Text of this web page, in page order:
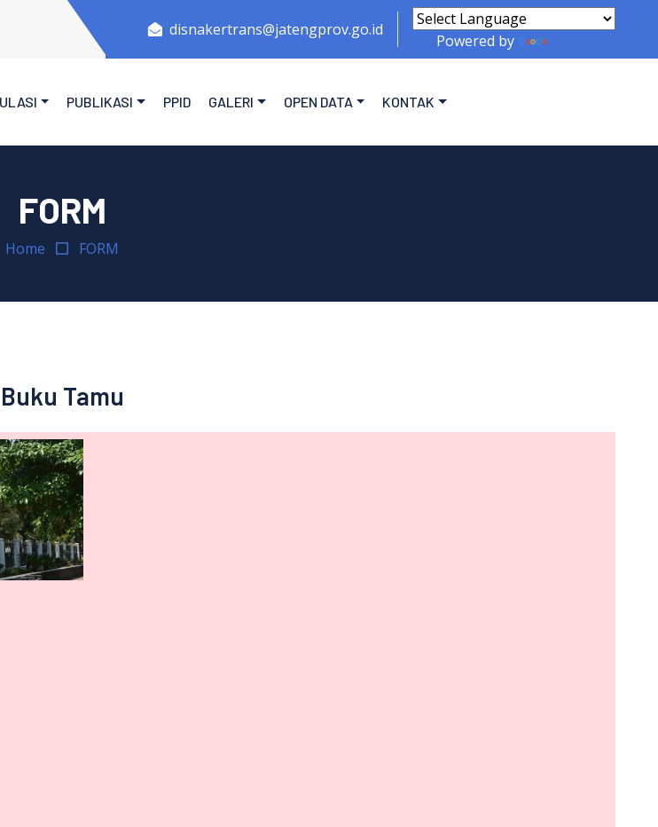
Provinsi Jawa Tengah.disnakertrans@jatengprov.go.id
Powered by
PUBLIKASI PPID GALERI OPEN DATA KONTAK
FORM
Home FORM
Buku Tamu